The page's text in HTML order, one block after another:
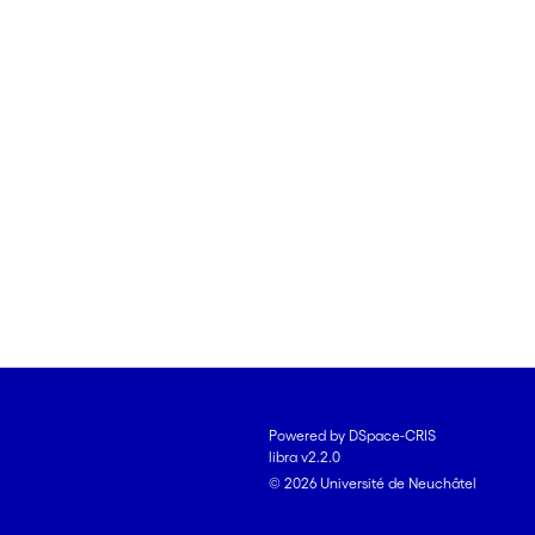
Powered by DSpace-CRIS
libra v2.2.0
© 2026 Université de Neuchâtel